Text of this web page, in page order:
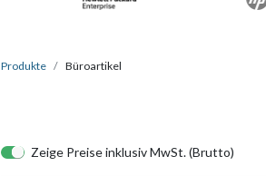
Produkte Büroartikel
Zeige Preise inklusiv MwSt. (Brutto)